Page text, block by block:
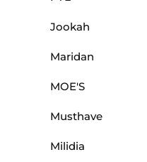
Jookah
Maridan
MOE'S
Musthave
Milidia